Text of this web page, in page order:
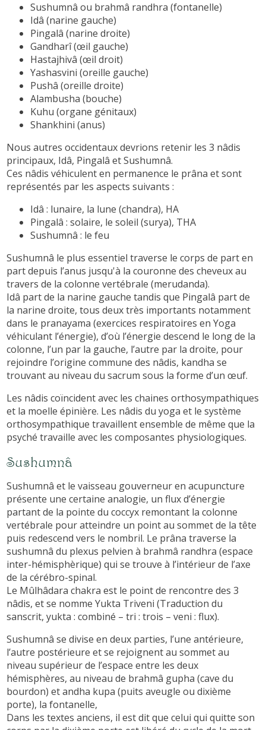
Sushumnâ ou brahmâ randhra (fontanelle)
Idâ (narine gauche)
Pingalâ (narine droite)
Gandharî (œil gauche)
Hastajhivâ (œil droit)
Yashasvini (oreille gauche)
Pushâ (oreille droite)
Alambusha (bouche)
Kuhu (organe génitaux)
Shankhini (anus)
Nous autres occidentaux devrions retenir les 3 nâdis
principaux, Idâ, Pingalâ et Sushumnâ.
Ces nâdis véhiculent en permanence le prâna et sont
représentés par les aspects suivants :
Idâ : lunaire, la lune (chandra), HA
Pingalâ : solaire, le soleil (surya), THA
Sushumnâ : le feu
Sushumnâ le plus essentiel traverse le corps de part en
part depuis l’anus jusqu'à la couronne des cheveux au
travers de la colonne vertébrale (merudanda).
Idâ part de la narine gauche tandis que Pingalâ part de
la narine droite, tous deux très importants notamment
dans le pranayama (exercices respiratoires en Yoga
véhiculant l’énergie), d’où l’énergie descend le long de la
colonne, l’un par la gauche, l’autre par la droite, pour
rejoindre l’origine commune des nâdis, kandha se
trouvant au niveau du sacrum sous la forme d’un œuf.
Les nâdis coïncident avec les chaines orthosympathiques
et la moelle épinière. Les nâdis du yoga et le système
orthosympathique travaillent ensemble de même que la
psyché travaille avec les composantes physiologiques.
Sushumnâ
Sushumnâ et le vaisseau gouverneur en acupuncture
présente une certaine analogie, un flux d’énergie
partant de la pointe du coccyx remontant la colonne
vertébrale pour atteindre un point au sommet de la tête
puis redescend vers le nombril. Le prâna traverse la
sushumnâ du plexus pelvien à brahmâ randhra (espace
inter-hémisphèrique) qui se trouve à l’intérieur de l’axe
de la cérébro-spinal.
Le Mûlhâdara chakra est le point de rencontre des 3
nâdis, et se nomme Yukta Triveni (Traduction du
sanscrit, yukta : combiné – tri : trois – veni : flux).
Sushumnâ se divise en deux parties, l’une antérieure,
l’autre postérieure et se rejoignent au sommet au
niveau supérieur de l’espace entre les deux
hémisphères, au niveau de brahmâ gupha (cave du
bourdon) et andha kupa (puits aveugle ou dixième
porte), la fontanelle,
Dans les textes anciens, il est dit que celui qui quitte son